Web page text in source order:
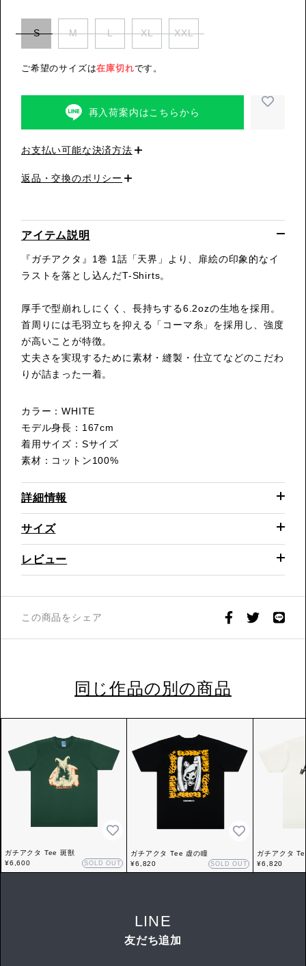
S M L XL XXL
ご希望のサイズは在庫切れです。
再入荷案内はこちらから
お支払い可能な決済方法
返品・交換のポリシー
アイテム説明
『ガチアクタ』1巻 1話「天界」より、扉絵の印象的なイ
ラストを落とし込んだT-Shirts。
厚手で型崩れしにくく、長持ちする6.2ozの生地を採用。
首周りには毛羽立ちを抑える「コーマ糸」を採用し、強度
が高いことが特徴。
丈夫さを実現するために素材・縫製・仕立てなどのこだわ
りが詰まった一着。
カラー：WHITE
モデル身長：167cm
着用サイズ：Sサイズ
素材：コットン100%
詳細情報
サイズ
レビュー
この商品をシェア
同じ作品の別の商品
ガチアクタ Tee 斑獣
¥6,600
SOLD OUT
ガチアクタ Tee 虚の瞳
¥6,820
SOLD OUT
ガチアクタ
¥6,820
LINE
友だち追加